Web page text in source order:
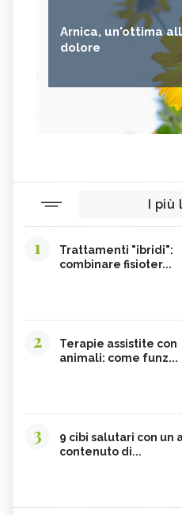
Arnica, un'ottima
dolore
I più
1
Trattamenti "ibridi":
combinare fisioter...
2
Terapie assistite con
animali: come funz...
3
9 cibi salutari con un
contenuto di...